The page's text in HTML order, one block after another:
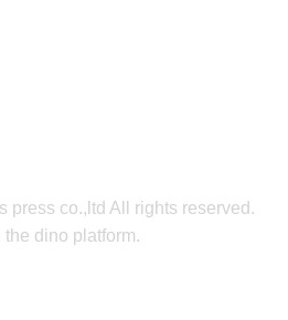
press co.,ltd All rights reserved.
the dino platform.